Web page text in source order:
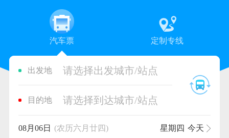
汽车票 定制专线
出发地 请选择出发城市/站点
目的地 请选择到达城市/站点
08月06日 (农历六月廿四) 星期四 今天